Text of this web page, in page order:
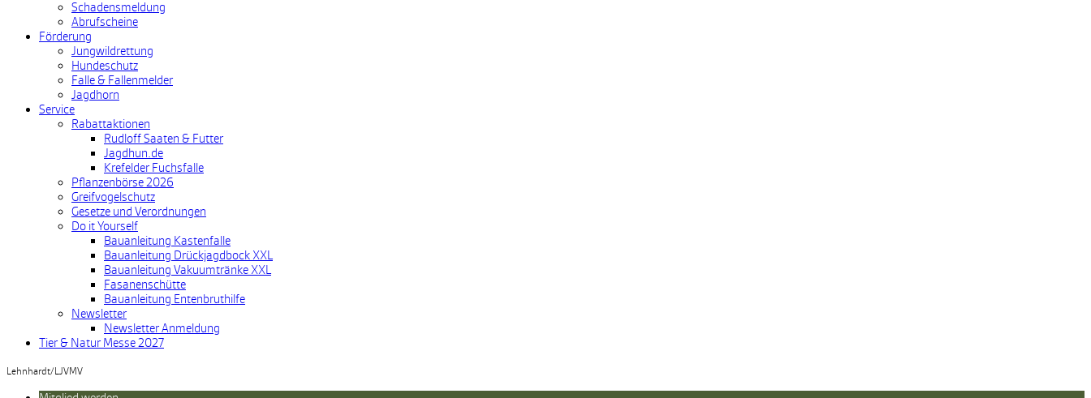
Schadensmeldung
Abrufscheine
Förderung
Jungwildrettung
Hundeschutz
Falle & Fallenmelder
Jagdhorn
Service
Rabattaktionen
Rudloff Saaten & Futter
Jagdhun.de
Krefelder Fuchsfalle
Pflanzenbörse 2026
Greifvogelschutz
Gesetze und Verordnungen
Do it Yourself
Bauanleitung Kastenfalle
Bauanleitung Drückjagdbock XXL
Bauanleitung Vakuumtränke XXL
Fasanenschütte
Bauanleitung Entenbruthilfe
Newsletter
Newsletter Anmeldung
Tier & Natur Messe 2027
Lehnhardt/LJVMV